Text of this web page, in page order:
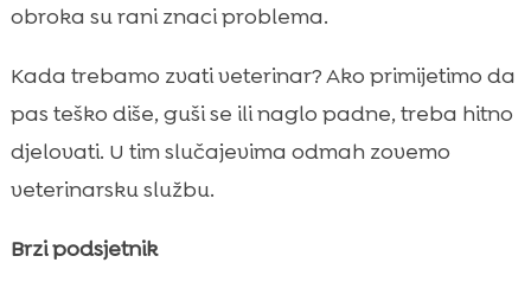
obroka su rani znaci problema.
Kada trebamo zvati veterinar? Ako primijetimo da
pas teško diše, guši se ili naglo padne, treba hitno
djelovati. U tim slučajevima odmah zovemo
veterinarsku službu.
Brzi podsjetnik